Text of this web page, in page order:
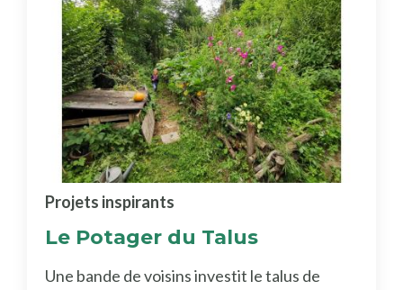
Le Potager du Talus
Projets inspirants
Une bande de voisins investit le talus de